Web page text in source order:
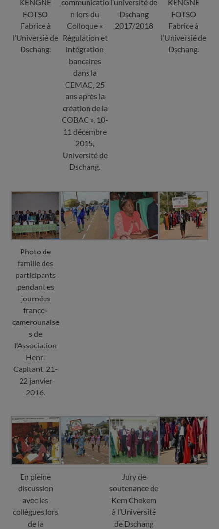
KENGNE
FOTSO
Fabrice à
l’Universié de
Dschang.
communicatio
n lors du
Colloque «
Régulation et
intégration
bancaires
dans la
CEMAC, 25
ans après la
création de la
COBAC », 10-
11 décembre
2015,
Université de
Dschang.
l’université de
Dschang
2017/2018
KENGNE
FOTSO
Fabrice à
l’Universié de
Dschang.
Photo de
famille des
participants
pendant es
journées
franco-
camerounaise
s de
l’Association
Henri
Capitant, 21-
22 janvier
2016.
En pleine
discussion
avec les
collègues lors
de la
Jury de
soutenance de
Kem Chekem
à l’Université
de Dschang